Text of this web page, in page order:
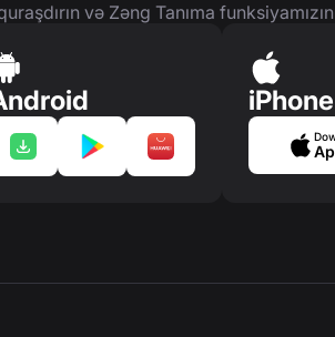
və Zəng Tanıma
iPhone